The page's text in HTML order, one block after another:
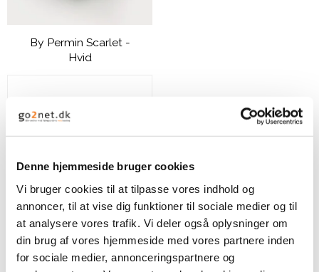
Denne hjemmeside bruger cookies
Vi bruger cookies til at tilpasse vores indhold og
annoncer, til at vise dig funktioner til sociale medier og til
at analysere vores trafik. Vi deler også oplysninger om
din brug af vores hjemmeside med vores partnere inden
for sociale medier, annonceringspartnere og
By Permin Scarlet -
Hvid